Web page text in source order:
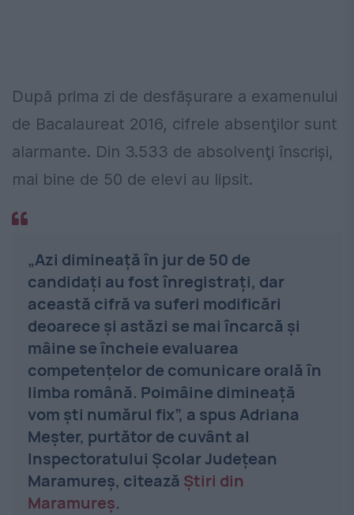
După prima zi de desfăşurare a examenului
de Bacalaureat 2016, cifrele absenţilor sunt
alarmante. Din 3.533 de absolvenţi înscrişi,
mai bine de 50 de elevi au lipsit.
„Azi dimineață în jur de 50 de
candidați au fost înregistrați, dar
această cifră va suferi modificări
deoarece și astăzi se mai încarcă și
mâine se încheie evaluarea
competențelor de comunicare orală în
limba română. Poimâine dimineață
vom ști numărul fix”, a spus Adriana
Meșter, purtător de cuvânt al
Inspectoratului Școlar Județean
Maramureș, citează Ştiri din
Maramureş.